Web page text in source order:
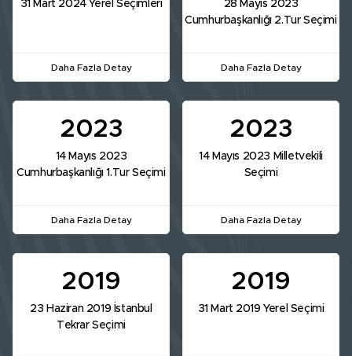
31 Mart 2024 Yerel Seçimleri
Daha Fazla Detay
28 Mayıs 2023
Cumhurbaşkanlığı 2.Tur Seçimi
Daha Fazla Detay
2023
14 Mayıs 2023
Cumhurbaşkanlığı 1.Tur Seçimi
Daha Fazla Detay
2023
14 Mayıs 2023 Milletvekili
Seçimi
Daha Fazla Detay
2019
23 Haziran 2019 İstanbul
Tekrar Seçimi
2019
31 Mart 2019 Yerel Seçimi